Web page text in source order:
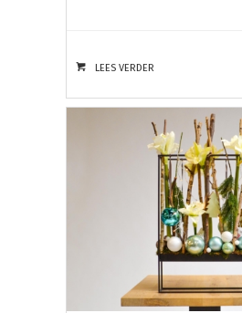
LEES VERDER